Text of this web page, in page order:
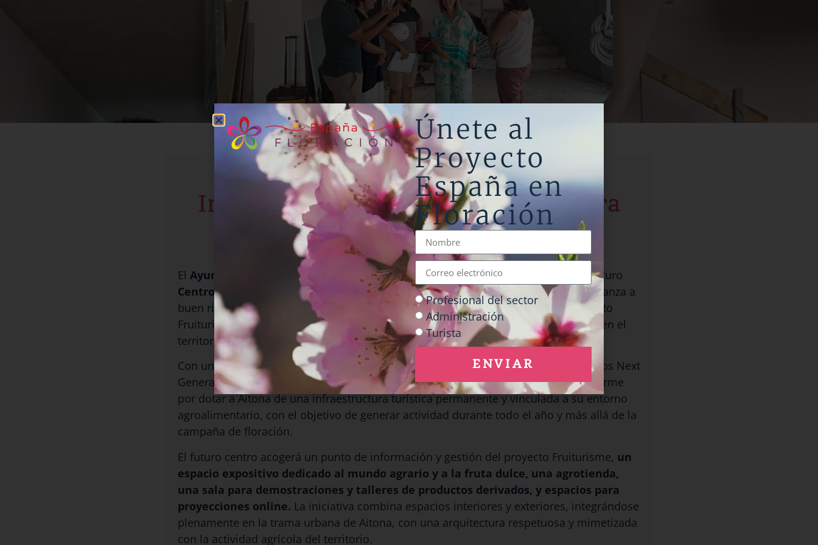
Aitona construye un Centro de
Interpretación de la Fruta Dulce para
impulsar el turismo sostenible
El Ayuntamiento de Aitona
ha realizado una visita institucional a las obras del futuro
Centro de Interpretación de la Fruta Dulce , un equipamiento estratégico que avanza a
buen ritmo y que se convertirá en una pieza clave para la consolidación del proyecto
Fruiturisme y el desarrollo de un modelo turístico sostenible y desestacionalizado en el
territorio.
Con una inversión total de 394.945,32 euros -334.802,27 € procedentes de los fondos Next
Generation y 60.143,05 € de fondos propios-, el proyecto representa una apuesta firme
por dotar a Aitona de una infraestructura turística permanente y vinculada a su entorno
agroalimentario, con el objetivo de generar actividad durante todo el año y más allá de la
campaña de floración.
El futuro centro acogerá un punto de información y gestión del proyecto Fruiturisme, un
espacio expositivo dedicado al mundo agrario y a la fruta dulce, una agrotienda,
una sala para demostraciones y talleres de productos derivados, y espacios para
proyecciones online. La iniciativa combina espacios interiores y exteriores, integrándose
plenamente en la trama urbana de Aitona, con una arquitectura respetuosa y mimetizada
con la actividad agrícola del territorio.
Únete al
Proyecto
España en
Floración
Profesional del sector
Administración
Turista
ENVIAR